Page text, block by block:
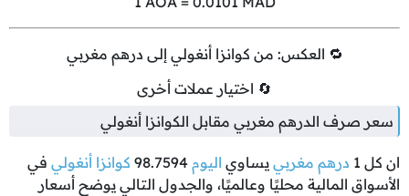
🔁 العكس: من كوانزا أنغولي إلى درهم مغربي
🔄 اختيار عملات أخرى
سعر صرف الدرهم مغربي مقابل الكوانزا أنغولي
ان كل 1 درهم مغربي يساوي اليوم 98.7594 كوانزا أنغولي في
الأسواق المالية محليًا وعالميًا، والجدول التالي يوضح أسعار